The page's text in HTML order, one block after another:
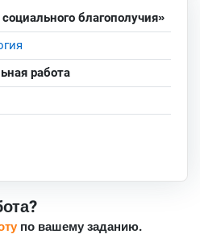
благополучия»
работа
по вашему заданию.